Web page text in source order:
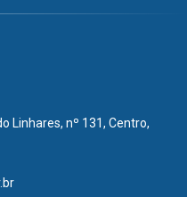
Linhares, nº 131, Centro,